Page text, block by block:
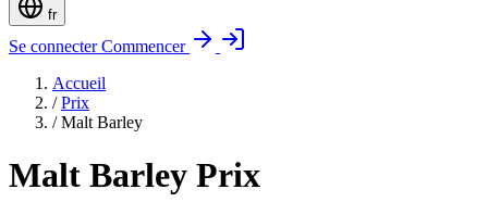
fr
Se connecter Commencer
Accueil
/ Prix
/ Malt Barley
Malt Barley Prix